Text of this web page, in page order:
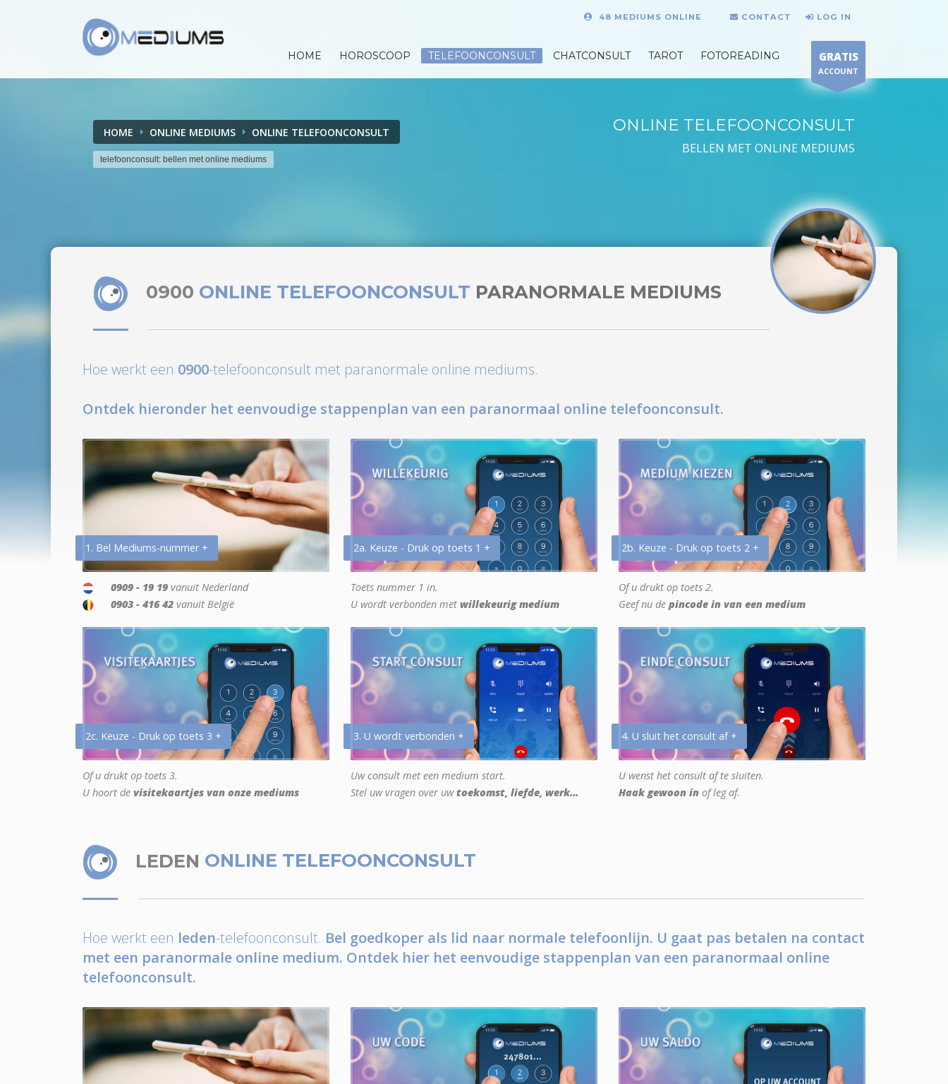
48 MEDIUMS ONLINE CONTACT LOG IN
HOME HOROSCOOP TELEFOONCONSULT CHATCONSULT TAROT FOTOREADING GRATIS
ACCOUNT
HOME ONLINE MEDIUMS ONLINE TELEFOONCONSULT
telefoonconsult: bellen met online mediums
ONLINE TELEFOONCONSULT
BELLEN MET ONLINE MEDIUMS
0900 ONLINE TELEFOONCONSULT PARANORMALE MEDIUMS
Hoe werkt een 0900-telefoonconsult met paranormale online mediums.
Ontdek hieronder het eenvoudige stappenplan van een paranormaal online telefoonconsult.
1. Bel Mediums-nummer +
0909 - 19 19 vanuit Nederland
0903 - 416 42 vanuit België
2a. Keuze - Druk op toets 1 +
Toets nummer 1 in.
U wordt verbonden met willekeurig medium
2b. Keuze - Druk op toets 2 +
Of u drukt op toets 2.
Geef nu de pincode in van een medium
2c. Keuze - Druk op toets 3 +
Of u drukt op toets 3.
U hoort de visitekaartjes van onze mediums
3. U wordt verbonden +
Uw consult met een medium start.
Stel uw vragen over uwtoekomst, liefde, werk...
4. U sluit het consult af +
U wenst het consult af te sluiten.
Haak gewoon in of leg af.
LEDEN ONLINE TELEFOONCONSULT
Hoe werkt een leden-telefoonconsult. Bel goedkoper als lid naar normale telefoonlijn. U gaat pas betalen na contact
met een paranormale online medium. Ontdek hier het eenvoudige stappenplan van een paranormaal online
telefoonconsult.